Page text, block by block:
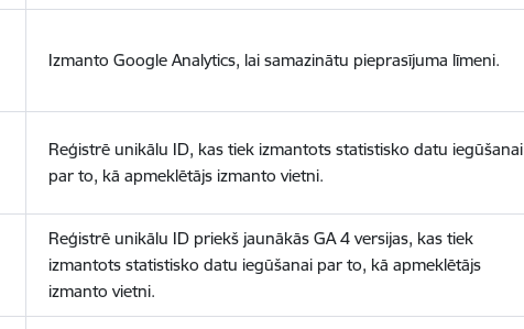
Izmanto Google Analytics, lai samazinātu pieprasījuma līmeni.
Reģistrē unikālu ID, kas tiek izmantots statistisko datu iegūšanai
par to, kā apmeklētājs izmanto vietni.
Reģistrē unikālu ID priekš jaunākās GA 4 versijas, kas tiek
izmantots statistisko datu iegūšanai par to, kā apmeklētājs
izmanto vietni.